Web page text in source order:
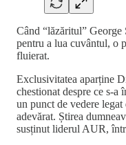
Când “lăzăritul”
pentru a lua cuvântul, o
fluierat.
Exclusivitatea aparține
chestionat despre ce s-a
un punct de vedere legat
adevărat. Știrea
susținut liderul AUR,